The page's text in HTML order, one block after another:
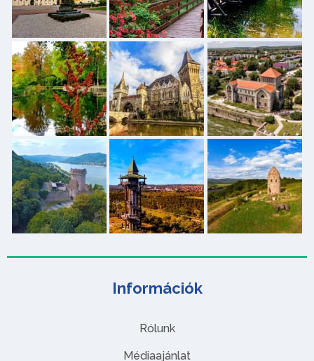
Információk
Rólunk
Médiaajánlat